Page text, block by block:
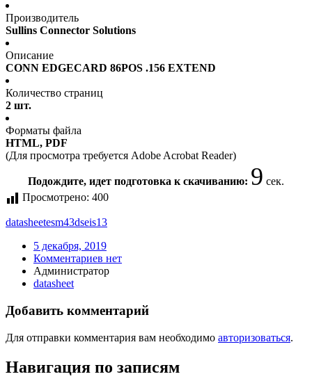
Производитель
Sullins Connector Solutions
Описание
CONN EDGECARD 86POS .156 EXTEND
Количество страниц
2 шт.
Форматы файла
HTML, PDF
(Для просмотра требуется Adobe Acrobat Reader)
Подождите, идет подготовка к скачиванию: 9 сек.
Просмотрено: 400
datasheetesm43dseis13
5 декабря, 2019
Комментариев нет
Администратор
datasheet
Добавить комментарий
Для отправки комментария вам необходимо авторизоваться.
Навигация по записям